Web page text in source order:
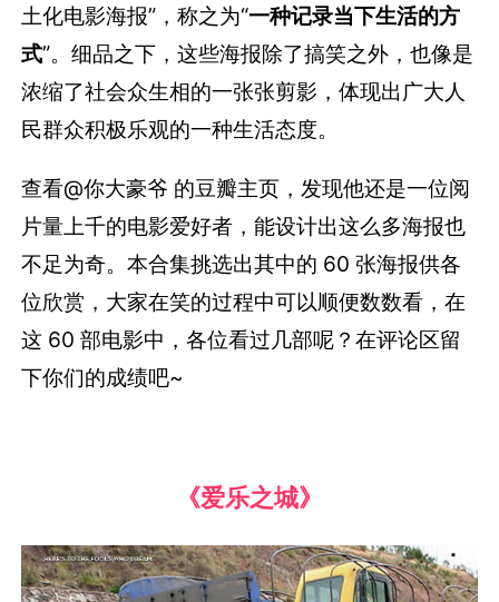
土化电影海报”，称之为“一种记录当下生活的方
式”。细品之下，这些海报除了搞笑之外，也像是
浓缩了社会众生相的一张张剪影，体现出广大人
民群众积极乐观的一种生活态度。
查看@你大豪爷 的豆瓣主页，发现他还是一位阅
片量上千的电影爱好者，能设计出这么多海报也
不足为奇。本合集挑选出其中的 60 张海报供各
位欣赏，大家在笑的过程中可以顺便数数看，在
这 60 部电影中，各位看过几部呢？在评论区留
下你们的成绩吧~
《爱乐之城》